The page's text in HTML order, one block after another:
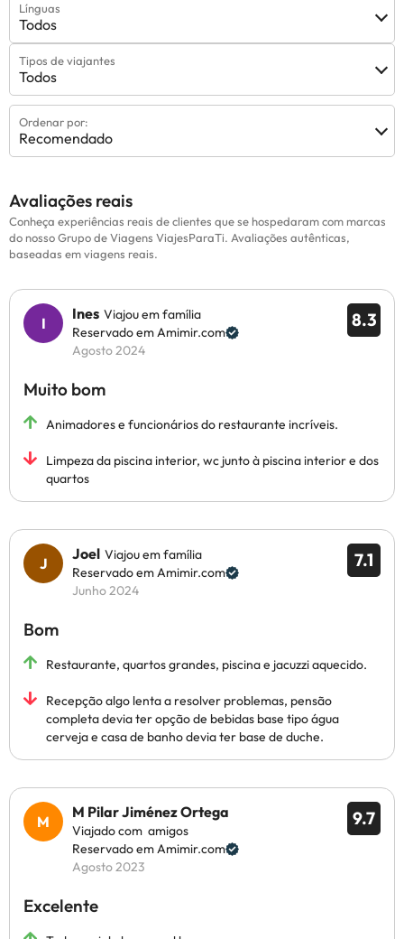
Línguas
Todos
Tipos de viajantes
Todos
Ordenar por:
Recomendado
Avaliações reais
Conheça experiências reais de clientes que se hospedaram com marcas
do nosso Grupo de Viagens ViajesParaTi. Avaliações autênticas,
baseadas em viagens reais.
8.3
Ines Viajou em família
Reservado em Amimir.com
Agosto 2024
Muito bom
Animadores e funcionários do restaurante incríveis.
Limpeza da piscina interior, wc junto à piscina interior e dos
quartos
7.1
Joel Viajou em família
Reservado em Amimir.com
Junho 2024
Bom
Restaurante, quartos grandes, piscina e jacuzzi aquecido.
Recepção algo lenta a resolver problemas, pensão
completa devia ter opção de bebidas base tipo água
cerveja e casa de banho devia ter base de duche.
9.7
M Pilar Jiménez Ortega
Viajado com amigos
Reservado em Amimir.com
Agosto 2023
Excelente